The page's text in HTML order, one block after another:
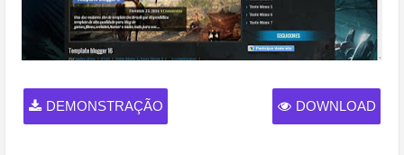
DOWNLOAD
DEMONSTRAÇÃO